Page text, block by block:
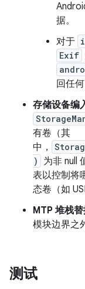
据。
对于
Exif
回任
存储设备编
有卷（其
中，
)
为非 null
表以控制将
态卷（如
MTP 堆栈
模块边界之
测试